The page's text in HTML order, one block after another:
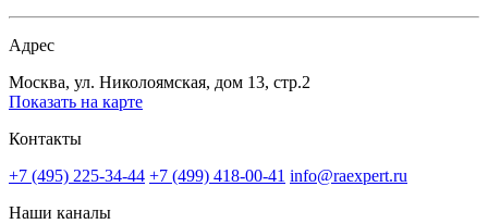
Адрес
Москва, ул. Николоямская, дом 13, стр.2
Показать на карте
Контакты
+7 (495) 225-34-44 +7 (499) 418-00-41 info@raexpert.ru
Наши каналы